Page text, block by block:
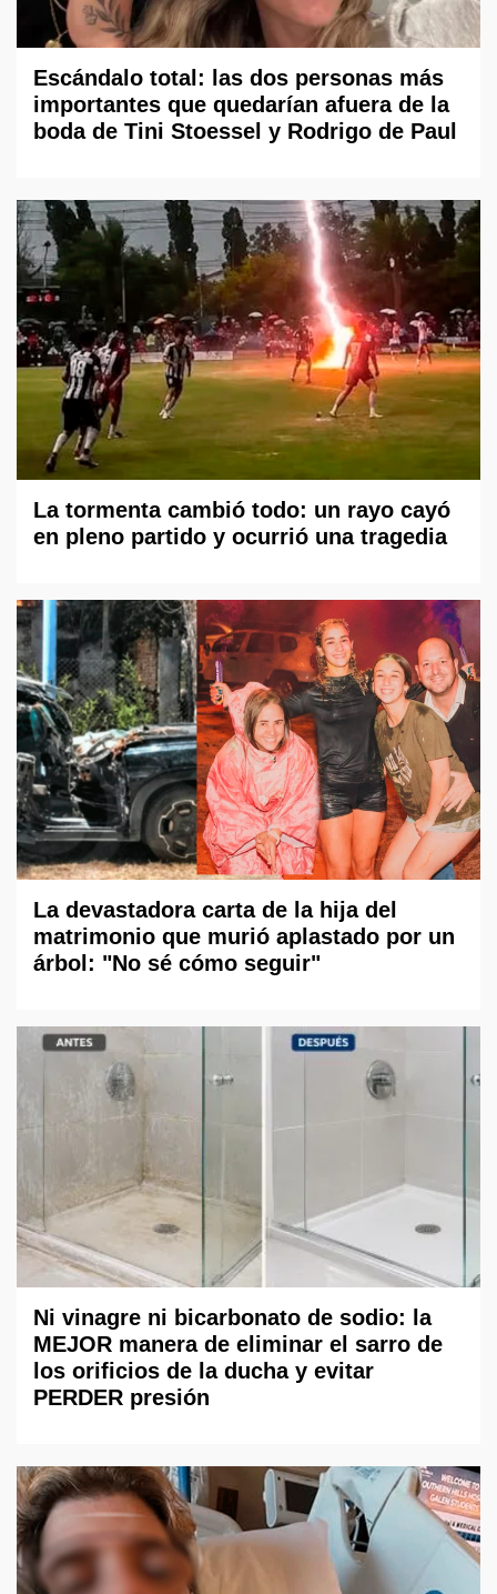
Escándalo total: las dos personas más
importantes que quedarían afuera de la
boda de Tini Stoessel y Rodrigo de Paul
La tormenta cambió todo: un rayo cayó
en pleno partido y ocurrió una tragedia
La devastadora carta de la hija del
matrimonio que murió aplastado por un
árbol: "No sé cómo seguir"
Ni vinagre ni bicarbonato de sodio: la
MEJOR manera de eliminar el sarro de
los orificios de la ducha y evitar
PERDER presión